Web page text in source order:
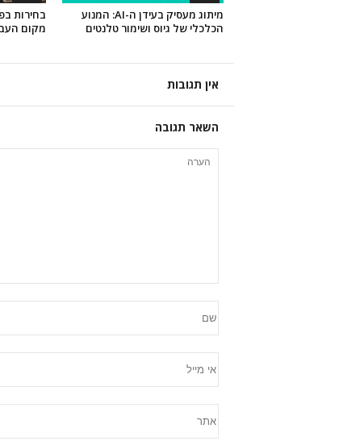
בחירות
מקום
מיתוג מעסיק בעידן ה-AI: המנוע
הכלכלי של גיוס ושימור טלנטים
אין תגובות
השאר תגובה